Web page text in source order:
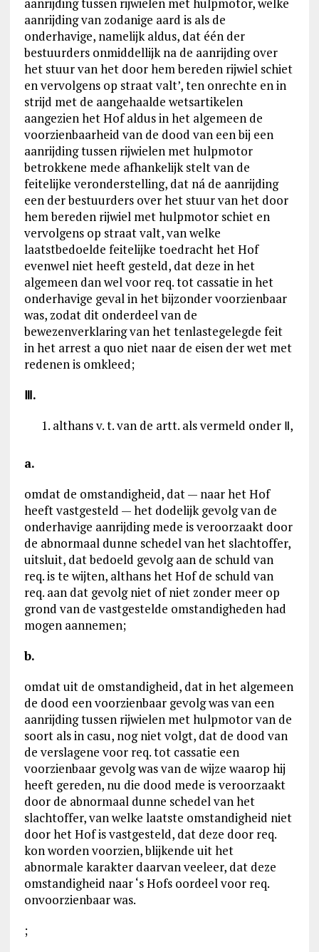
aanrijding van zodanige aard is als de
onderhavige, namelijk aldus, dat één der
bestuurders onmiddellijk na de aanrijding over
het stuur van het door hem bereden rijwiel schiet
en vervolgens op straat valt’, ten onrechte en in
strijd met de aangehaalde wetsartikelen
aangezien het Hof aldus in het algemeen de
voorzienbaarheid van de dood van een bij een
aanrijding tussen rijwielen met hulpmotor
betrokkene mede afhankelijk stelt van de
feitelijke veronderstelling, dat ná de aanrijding
een der bestuurders over het stuur van het door
hem bereden rijwiel met hulpmotor schiet en
vervolgens op straat valt, van welke
laatstbedoelde feitelijke toedracht het Hof
evenwel niet heeft gesteld, dat deze in het
algemeen dan wel voor req. tot cassatie in het
onderhavige geval in het bijzonder voorzienbaar
was, zodat dit onderdeel van de
bewezenverklaring van het tenlastegelegde feit
in het arrest a quo niet naar de eisen der wet met
redenen is omkleed;
Ⅲ.
althans v. t. van de artt. als vermeld onder Ⅱ,
a.
omdat de omstandigheid, dat — naar het Hof
heeft vastgesteld — het dodelijk gevolg van de
onderhavige aanrijding mede is veroorzaakt door
de abnormaal dunne schedel van het slachtoffer,
uitsluit, dat bedoeld gevolg aan de schuld van
req. is te wijten, althans het Hof de schuld van
req. aan dat gevolg niet of niet zonder meer op
grond van de vastgestelde omstandigheden had
mogen aannemen;
b.
omdat uit de omstandigheid, dat in het algemeen
de dood een voorzienbaar gevolg was van een
aanrijding tussen rijwielen met hulpmotor van de
soort als in casu, nog niet volgt, dat de dood van
de verslagene voor req. tot cassatie een
voorzienbaar gevolg was van de wijze waarop hij
heeft gereden, nu die dood mede is veroorzaakt
door de abnormaal dunne schedel van het
slachtoffer, van welke laatste omstandigheid niet
door het Hof is vastgesteld, dat deze door req.
kon worden voorzien, blijkende uit het
abnormale karakter daarvan veeleer, dat deze
omstandigheid naar ‘s Hofs oordeel voor req.
onvoorzienbaar was.
;